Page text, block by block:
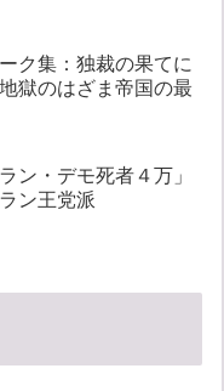
ク集：独裁の果てに
獄のはざま帝国の最
ン・デモ死者４万」
ン王党派